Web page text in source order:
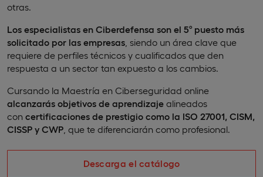
otras.
Los especialistas en Ciberdefensa son el 5º puesto más
solicitado por las empresas , siendo un área clave que
requiere de perfiles técnicos y cualificados que den
respuesta a un sector tan expuesto a los cambios.
Cursando la Maestría en Ciberseguridad online
alcanzarás objetivos de aprendizaje alineados
con certificaciones de prestigio como la ISO 27001, CISM,
CISSP y CWP , que te diferenciarán como profesional.
Descarga el catálogo